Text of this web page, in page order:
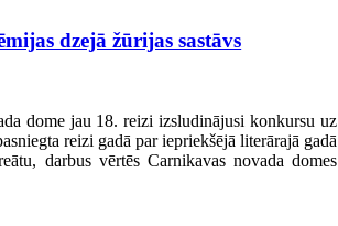
dzejā žūrijas sastāvs
dome jau 18. reizi izsludinājusi konkursu uz
reizi gadā par iepriekšējā literārajā gadā
darbus vērtēs Carnikavas novada domes